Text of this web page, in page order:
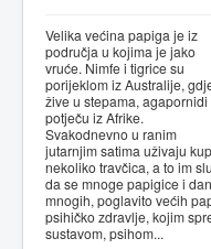
Velika većina papiga je iz
područja u kojima je jako
vruće. Nimfe i tigrice su
porijeklom iz Australije,
žive u stepama, agapornidi
potječu iz Afrike.
Svakodnevno u ranim
jutarnjim satima uživaju
nekoliko travčica, a to im
da se mnoge papigice i
mnogih, poglavito većih
psihičko zdravlje, kojim
sustavom, psihom...